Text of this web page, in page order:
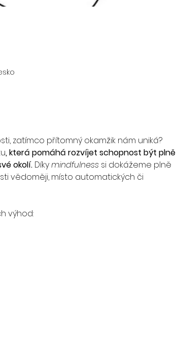
zatímco přítomný okamžik nám uniká?
, která pomáhá rozvíjet schopnost být plně
okolí. Díky mindfulness si dokážeme plně
vědoměji, místo automatických či
výhod: